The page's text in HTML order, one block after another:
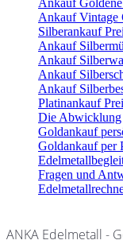
Ankauf
Ankauf Vintage
Silberankauf
Ankauf
Ankauf
Ankauf
Ankauf
Platinankauf
Die Abwicklung
Goldankauf
Goldankauf per
Fragen und
ANKA Edelmetall -